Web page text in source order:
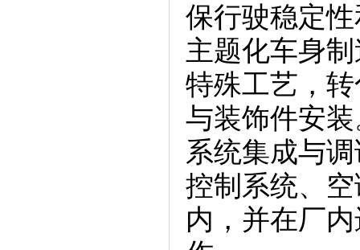
保行驶稳定
主题化车身
特殊工艺，
与装饰件安
系统集成与
控制系统、
内，并在厂